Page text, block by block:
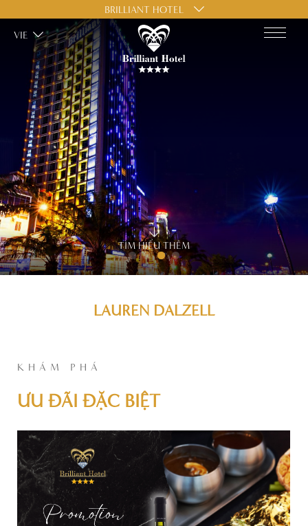
TÌM HIỂU THÊM
VIE
BRILLIANT HOTEL
LAUREN DALZELL
KHÁM PHÁ
ƯU ĐÃI ĐẶC BIỆT